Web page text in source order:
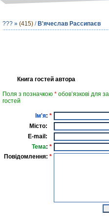
??? » (415) / В'ячеслав Рассипаєв
Книга гостей автора
Поля з позначкою * обов’язкові для
гостей
Ім'я: *
Місто:
E-mail:
Тема: *
Повідомлення: *